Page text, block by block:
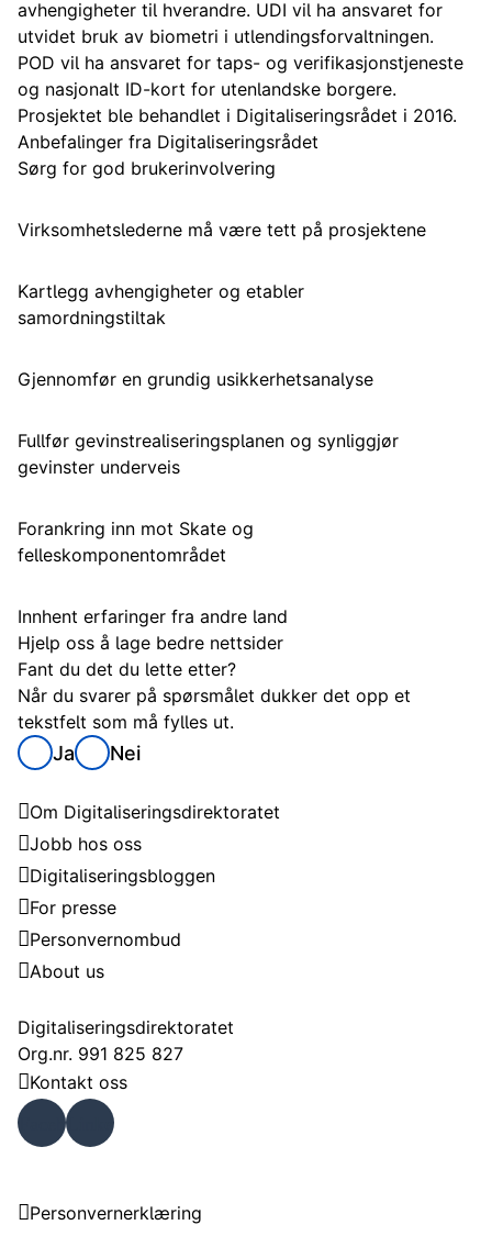
avhengigheter til hverandre. UDI vil ha ansvaret for
utvidet bruk av biometri i utlendingsforvaltningen.
POD vil ha ansvaret for taps- og verifikasjonstjeneste
og nasjonalt ID-kort for utenlandske borgere.
Prosjektet ble behandlet i Digitaliseringsrådet i 2016.
Anbefalinger fra Digitaliseringsrådet
Sørg for god brukerinvolvering
Virksomhetslederne må være tett på prosjektene
Kartlegg avhengigheter og etabler
samordningstiltak
Gjennomfør en grundig usikkerhetsanalyse
Fullfør gevinstrealiseringsplanen og synliggjør
gevinster underveis
Forankring inn mot Skate og
felleskomponentområdet
Innhent erfaringer fra andre land
Hjelp oss å lage bedre nettsider
Fant du det du lette etter?
Når du svarer på spørsmålet dukker det opp et
tekstfelt som må fylles ut.
Ja Nei
Om Digitaliseringsdirektoratet
Jobb hos oss
Digitaliseringsbloggen
For presse
Personvernombud
About us
Digitaliseringsdirektoratet
Org.nr. 991 825 827
Kontakt oss
Faceb
Personvernerklæring